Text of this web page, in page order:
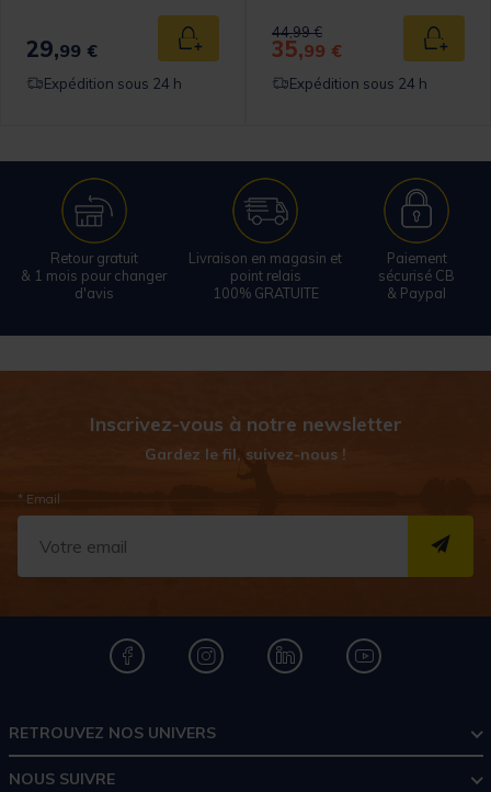
panier
29,99 € Ajouter au panier
Expédition sous 24 h
Price reduced from
44,99 €to
35,99 €
Expédition sous 24 h
Retour gratuit
& 1 mois pour changer
d'avis
Livraison en magasin et
point relais
100% GRATUITE
Paiement
sécurisé CB
& Paypal
Inscrivez-vous à notre newsletter
Gardez le fil, suivez-nous !
* Email
RETROUVEZ NOS UNIVERS
NOUS SUIVRE